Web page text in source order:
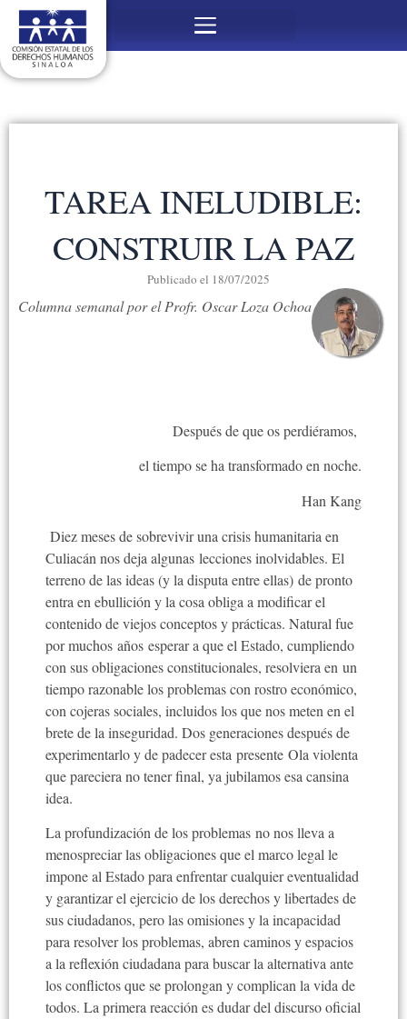
Menú
contenido
TAREA INELUDIBLE:
CONSTRUIR LA PAZ
Publicado el 18/07/2025
Columna semanal por el Profr. Oscar Loza Ochoa
Después de que os perdiéramos,
el tiempo se ha transformado en noche.
Han Kang
Diez meses de sobrevivir una crisis humanitaria en
Culiacán nos deja algunas lecciones inolvidables. El
terreno de las ideas (y la disputa entre ellas) de pronto
entra en ebullición y la cosa obliga a modificar el
contenido de viejos conceptos y prácticas. Natural fue
por muchos años esperar a que el Estado, cumpliendo
con sus obligaciones constitucionales, resolviera en un
tiempo razonable los problemas con rostro económico,
con cojeras sociales, incluidos los que nos meten en el
brete de la inseguridad. Dos generaciones después de
experimentarlo y de padecer esta presente Ola violenta
que pareciera no tener final, ya jubilamos esa cansina
idea.
La profundización de los problemas no nos lleva a
menospreciar las obligaciones que el marco legal le
impone al Estado para enfrentar cualquier eventualidad
y garantizar el ejercicio de los derechos y libertades de
sus ciudadanos, pero las omisiones y la incapacidad
para resolver los problemas, abren caminos y espacios
a la reflexión ciudadana para buscar la alternativa ante
los conflictos que se prolongan y complican la vida de
todos. La primera reacción es dudar del discurso oficial